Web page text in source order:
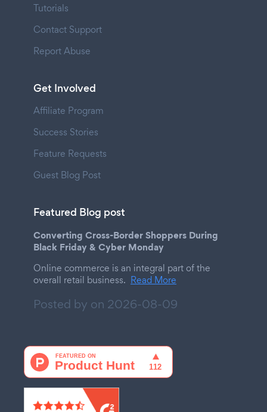
Tutorials
Contact Support
Report Abuse
Get Involved
Affiliate Program
Success Stories
Feature Requests
Guest Blog Post
Featured Blog post
Converting Cross-Border Shoppers During
Black Friday & Cyber Monday
Online commerce is an integral part of the
overall retail business. Read More
Posted by on 2026-08-09